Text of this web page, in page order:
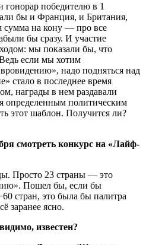
победителю в 1
бы и Франция, и Британия,
сумма на кону — про все
бы сразу. И участие
мы показали бы, что
если мы хотим
надо подняться над
стало в последнее время
награды в нем раздавали
определенным политическим
этот шаблон. Получится ли?
смотреть конкурс на «Лайф-
Просто 23 страны — это
Пошел бы, если бы
стран, это была бы палитра
заранее ясно.
известен?